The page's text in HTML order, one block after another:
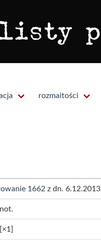
rozmaitości
1662 z dn. 6.12.2013
[×1]